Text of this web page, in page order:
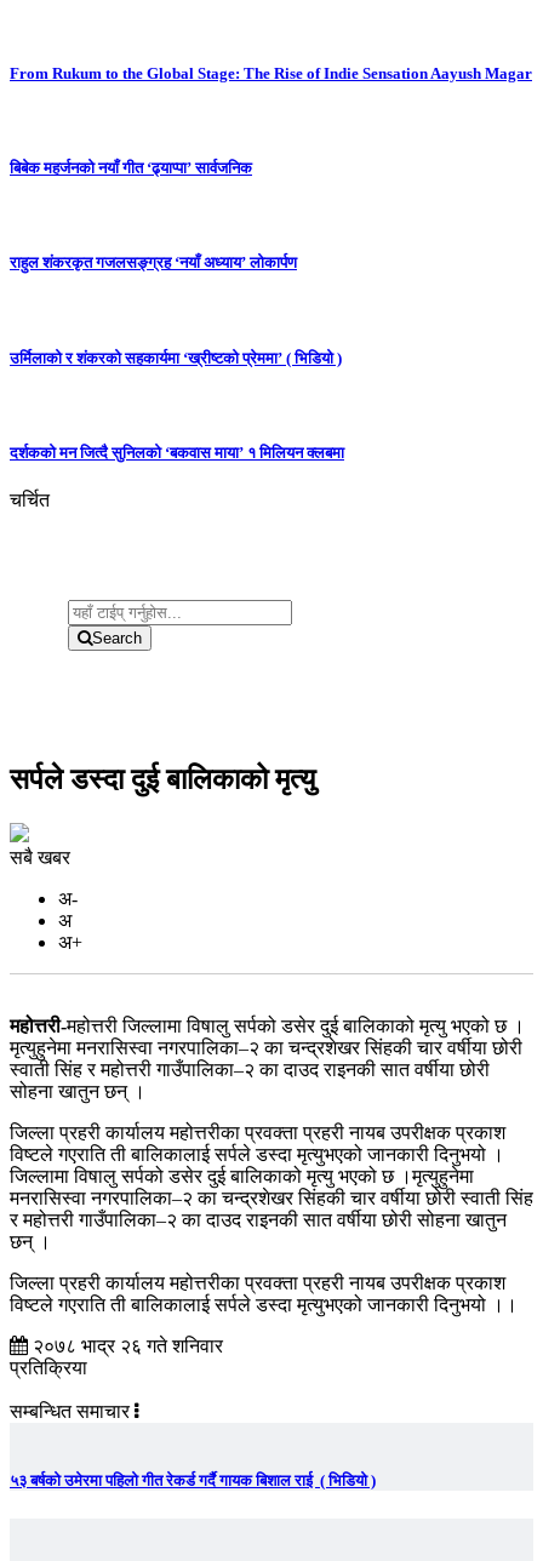
From Rukum to the Global Stage: The Rise of Indie Sensation Aayush Magar
बिबेक महर्जनको नयाँ गीत ‘ढ्याप्पा’ सार्वजनिक
राहुल शंकरकृत गजलसङ्ग्रह ‘नयाँ अध्याय’ लोकार्पण
उर्मिलाको र शंकरको सहकार्यमा ‘ख्रीष्टको प्रेममा’ ( भिडियो )
दर्शकको मन जित्दै सुनिलको ‘बकवास माया’ १ मिलियन क्लबमा
चर्चित
Search
सर्पले डस्दा दुई बालिकाको मृत्यु
सबै खबर
अ-
अ
अ+
महोत्तरी-महोत्तरी जिल्लामा विषालु सर्पको डसेर दुई बालिकाको मृत्यु भएको छ ।
मृत्युहुनेमा मनरासिस्वा नगरपालिका–२ का चन्द्रशेखर सिंहकी चार वर्षीया छोरी
स्वाती सिंह र महोत्तरी गाउँपालिका–२ का दाउद राइनकी सात वर्षीया छोरी
सोहना खातुन छन् ।
जिल्ला प्रहरी कार्यालय महोत्तरीका प्रवक्ता प्रहरी नायब उपरीक्षक प्रकाश
विष्टले गएराति ती बालिकालाई सर्पले डस्दा मृत्युभएको जानकारी दिनुभयो ।
जिल्लामा विषालु सर्पको डसेर दुई बालिकाको मृत्यु भएको छ ।मृत्युहुनेमा
मनरासिस्वा नगरपालिका–२ का चन्द्रशेखर सिंहकी चार वर्षीया छोरी स्वाती सिंह
र महोत्तरी गाउँपालिका–२ का दाउद राइनकी सात वर्षीया छोरी सोहना खातुन
छन् ।
जिल्ला प्रहरी कार्यालय महोत्तरीका प्रवक्ता प्रहरी नायब उपरीक्षक प्रकाश
विष्टले गएराति ती बालिकालाई सर्पले डस्दा मृत्युभएको जानकारी दिनुभयो ।।
२०७८ भाद्र २६ गते शनिवार
प्रतिक्रिया
सम्बन्धित समाचार
५३ बर्षको उमेरमा पहिलो गीत रेकर्ड गर्दै गायक बिशाल राई ( भिडियो )